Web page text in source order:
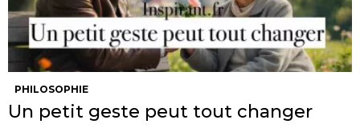
PHILOSOPHIE
Un petit geste peut tout changer